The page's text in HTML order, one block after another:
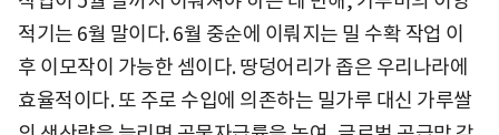
적기는 6월 말이다. 6월 중순에 이뤄지는 밀 수확 작업 이
후 이모작이 가능한 셈이다. 땅덩어리가 좁은 우리나라에
효율적이다. 또 주로 수입에 의존하는 밀가루 대신 가루쌀